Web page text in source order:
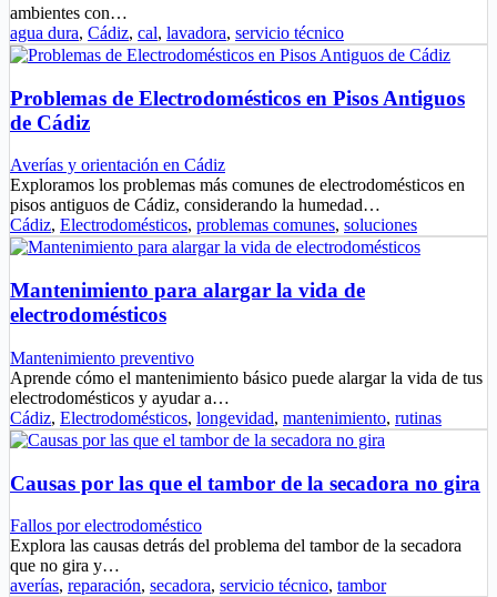
ambientes con…
agua dura, Cádiz, cal, lavadora, servicio técnico
Problemas de Electrodomésticos en Pisos Antiguos
de Cádiz
Averías y orientación en Cádiz
Exploramos los problemas más comunes de electrodomésticos en
pisos antiguos de Cádiz, considerando la humedad…
Cádiz, Electrodomésticos, problemas comunes, soluciones
Mantenimiento para alargar la vida de
electrodomésticos
Mantenimiento preventivo
Aprende cómo el mantenimiento básico puede alargar la vida de tus
electrodomésticos y ayudar a…
Cádiz, Electrodomésticos, longevidad, mantenimiento, rutinas
Causas por las que el tambor de la secadora no gira
Fallos por electrodoméstico
Explora las causas detrás del problema del tambor de la secadora
que no gira y…
averías, reparación, secadora, servicio técnico, tambor